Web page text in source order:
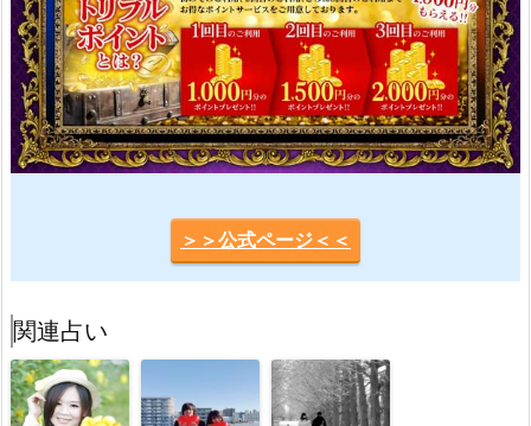
＞＞公式ページ＜＜
関連占い